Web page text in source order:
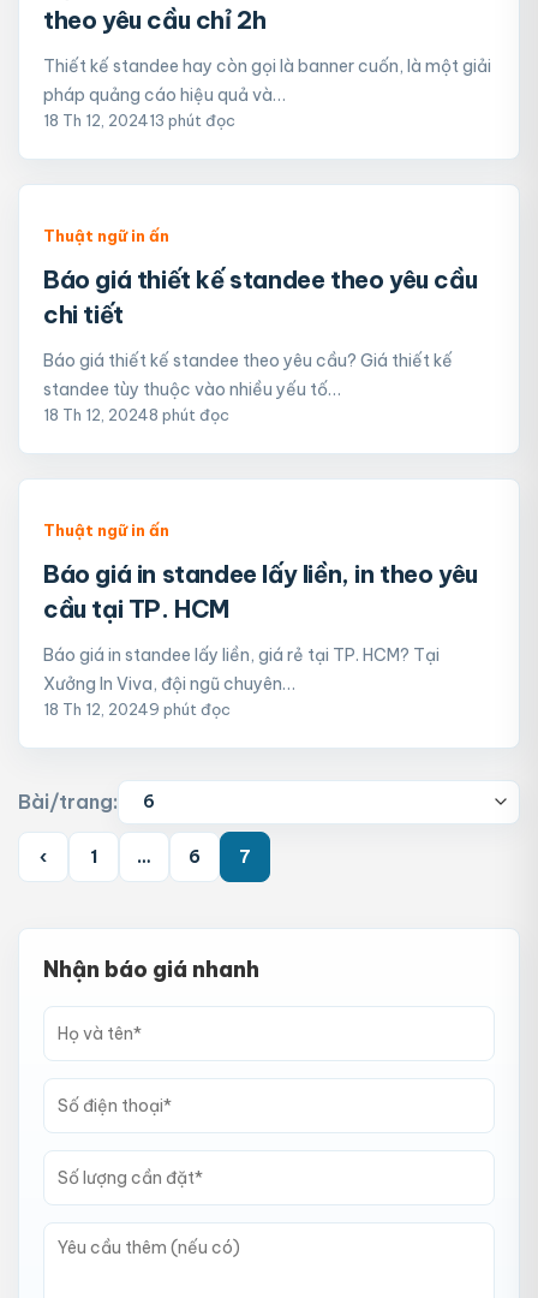
theo yêu cầu chỉ 2h
Thiết kế standee hay còn gọi là banner cuốn, là một giải
pháp quảng cáo hiệu quả và…
18 Th 12, 202413 phút đọc
Thuật ngữ in ấn
Báo giá thiết kế standee theo yêu cầu
chi tiết
Báo giá thiết kế standee theo yêu cầu? Giá thiết kế
standee tùy thuộc vào nhiều yếu tố…
18 Th 12, 20248 phút đọc
Thuật ngữ in ấn
Báo giá in standee lấy liền, in theo yêu
cầu tại TP. HCM
Báo giá in standee lấy liền, giá rẻ tại TP. HCM? Tại
Xưởng In Viva, đội ngũ chuyên…
18 Th 12, 20249 phút đọc
Bài/trang:
‹ 1 … 6 7
Nhận báo giá nhanh